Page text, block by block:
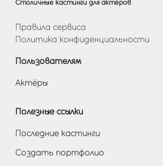
Столичные кастинги для актёров
Правила сервиса
Политика конфиденциальности
Пользователям
Актёры
Полезные ссылки
Последние кастинги
Создать портфолио